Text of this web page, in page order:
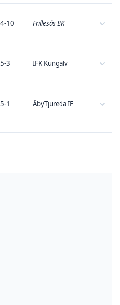
4-10 Frillesås BK
5-3 IFK Kungälv
5-1 ÅbyTjureda IF